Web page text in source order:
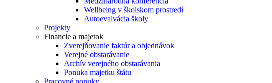
Wellbeing v školskom prostredí
Autoevalvácia školy
Projekty
Financie a majetok
Zverejňovanie faktúr a objednávok
Verejné obstarávanie
Archív verejného obstarávania
Ponuka majetku štátu
Pracovné ponuky